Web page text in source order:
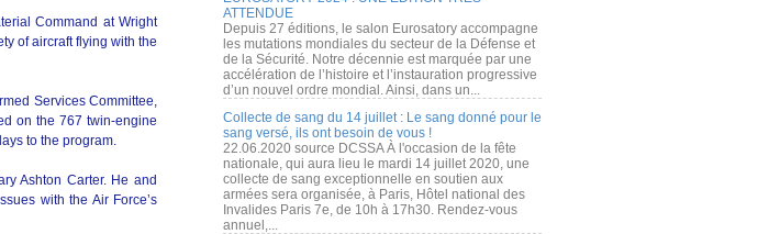
Command at Wright
of aircraft flying with the
Services Committee,
on the 767 twin-engine
to the program.
Ashton Carter. He and
with the Air Force’s
ATTENDUE
Depuis 27 éditions, le salon Eurosatory accompagne
les mutations mondiales du secteur de la Défense et
de la Sécurité. Notre décennie est marquée par une
accélération de l’histoire et l’instauration progressive
d’un nouvel ordre mondial. Ainsi, dans un...
Collecte de sang du 14 juillet : Le sang donné pour le
sang versé, ils ont besoin de vous !
22.06.2020 source DCSSA À l'occasion de la fête
nationale, qui aura lieu le mardi 14 juillet 2020, une
collecte de sang exceptionnelle en soutien aux
armées sera organisée, à Paris, Hôtel national des
Invalides Paris 7e, de 10h à 17h30. Rendez-vous
annuel,...